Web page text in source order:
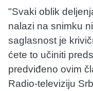
"Svaki oblik
nalazi na snimku
saglasnost je
ćete to učiniti
predviđeno ovim
Radio-televiziju